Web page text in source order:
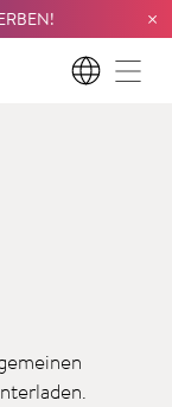
×
DE